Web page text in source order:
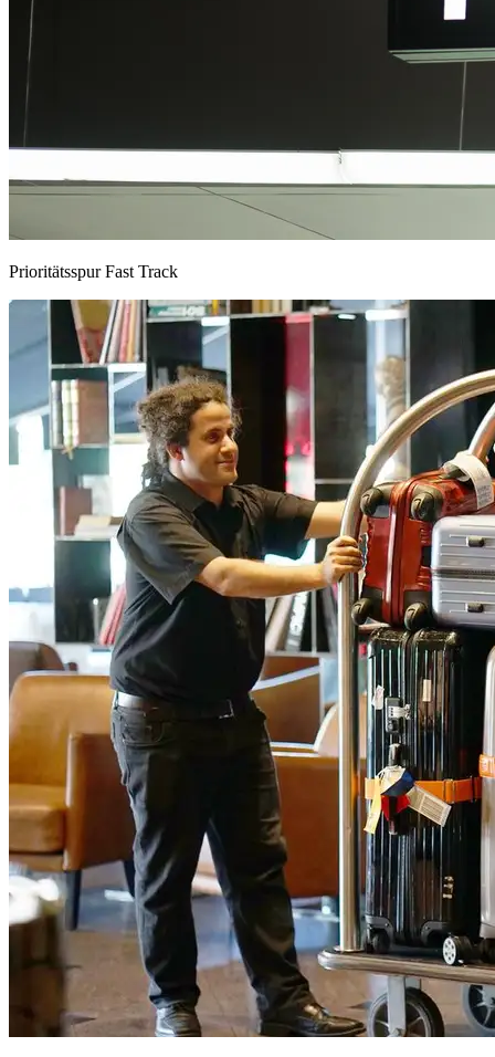
Prioritätsspur Fast Track